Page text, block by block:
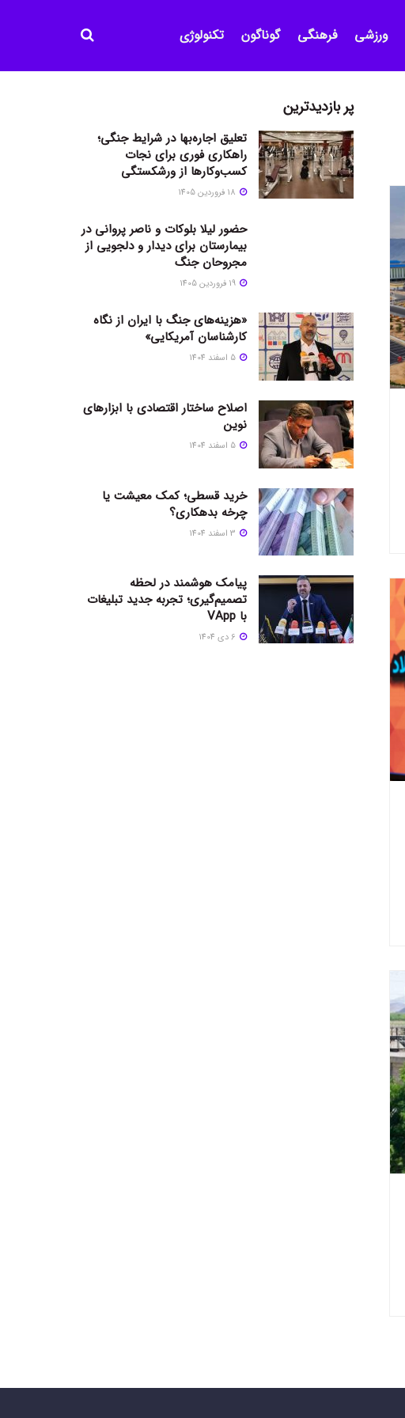
ورزشی فرهنگی گوناگون تکنولوژی
پر بازدیدترین
تعلیق اجاره‌بها در شرایط جنگی؛
راهکاری فوری برای نجات
کسب‌وکارها از ورشکستگی
حضور لیلا بلوکات و ناصر پروانی در
بیمارستان برای دیدار و دلجویی از
مجروحان جنگ
«هزینه‌های جنگ با ایران از نگاه
کارشناسان آمریکایی»
اصلاح ساختار اقتصادی با ابزارهای
نوین
خرید قسطی؛ کمک معیشت یا
چرخه بدهکاری؟
پیامک هوشمند در لحظه
تصمیم‌گیری؛ تجربه جدید تبلیغات
با VApp